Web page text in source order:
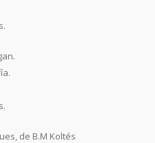
de B.M Koltés